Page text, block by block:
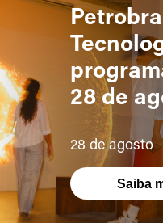
28 de
28 de agosto
Saiba